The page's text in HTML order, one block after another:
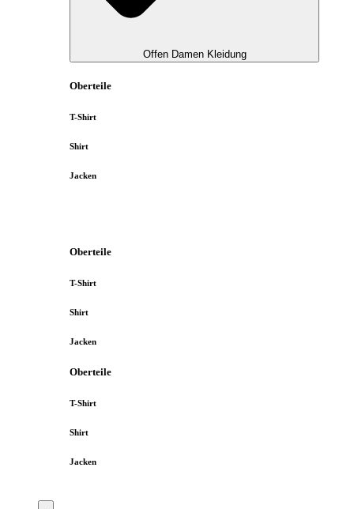
Offen Damen Kleidung
Oberteile
T-Shirt
Shirt
Jacken
Oberteile
T-Shirt
Shirt
Jacken
Oberteile
T-Shirt
Shirt
Jacken